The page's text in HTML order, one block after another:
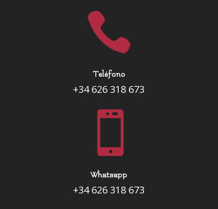

Teléfono
+34 626 318 673

Whatsapp
+34 626 318 673